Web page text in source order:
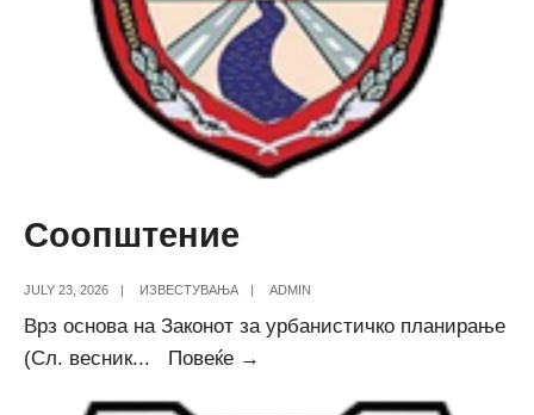
Соопштение
JULY 23, 2026 ИЗВЕСТУВАЊА ADMIN
Врз основа на Законот за урбанистичко планирање
(Сл. весник... Повеќе →